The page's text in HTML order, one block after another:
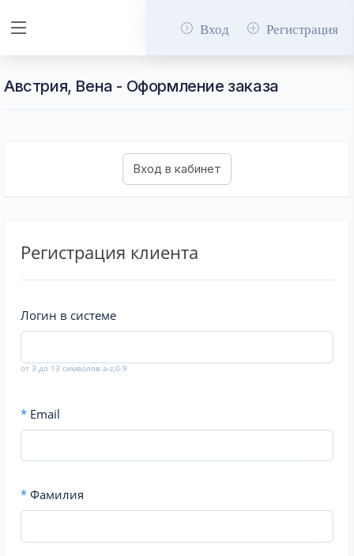
Вход Регистрация
Австрия, Вена - Оформление заказа
Регистрация клиента
Логин в системе
от 3 до 13 символов a-z,0-9
* Email
* Фамилия